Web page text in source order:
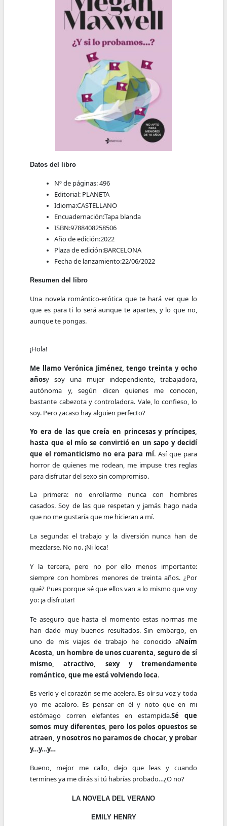
Datos del libro
Nº de páginas:496
Editorial: PLANETA
Idioma:CASTELLANO
Encuadernación:Tapa blanda
ISBN:9788408258506
Año de edición:2022
Plaza de edición:BARCELONA
Fecha de lanzamiento:22/06/2022
Resumen del libro
Una novela romántico-erótica que te hará ver que lo
que es para ti lo será aunque te apartes, y lo que no,
aunque te pongas.
¡Hola!
Me llamo Verónica Jiménez, tengo treinta y ocho
añosy soy una mujer independiente, trabajadora,
autónoma y, según dicen quienes me conocen,
bastante cabezota y controladora. Vale, lo confieso, lo
soy. Pero ¿acaso hay alguien perfecto?
Yo era de las que creía en princesas y príncipes,
hasta que el mío se convirtió en un sapo y decidí
que el romanticismo no era para mí. Así que para
horror de quienes me rodean, me impuse tres reglas
para disfrutar del sexo sin compromiso.
La primera: no enrollarme nunca con hombres
casados. Soy de las que respetan y jamás hago nada
que no me gustaría que me hicieran a mí.
La segunda: el trabajo y la diversión nunca han de
mezclarse. No no. ¡Ni loca!
Y la tercera, pero no por ello menos importante:
siempre con hombres menores de treinta años. ¿Por
qué? Pues porque sé que ellos van a lo mismo que voy
yo: ¡a disfrutar!
Te aseguro que hasta el momento estas normas me
han dado muy buenos resultados. Sin embargo, en
uno de mis viajes de trabajo he conocido aNaím
Acosta, un hombre de unos cuarenta, seguro de sí
mismo, atractivo, sexy y tremendamente
romántico, que me está volviendo loca.
Es verlo y el corazón se me acelera. Es oír su voz y toda
yo me acaloro. Es pensar en él y noto que en mi
estómago corren elefantes en estampida.Sé que
somos muy diferentes, pero los polos opuestos se
atraen, y nosotros no paramos de chocar, y probar
y…y…y…
Bueno, mejor me callo, dejo que leas y cuando
termines ya me dirás si tú habrías probado…¿O no?
LA NOVELA DEL VERANO
EMILY HENRY